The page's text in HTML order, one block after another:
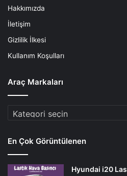
Hakkımızda
İletişim
Gizlilik İlkesi
Kullanım Koşulları
Araç Markaları
Araç
En Çok Görüntülenen
Hyundai i20